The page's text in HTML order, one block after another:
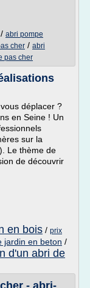
/ abri pompe
cher / abri
pas cher
déplacer ?
en Seine ! Un
sur la
Le thème de
de découvrir
en bois / prix
jardin en beton /
d'un abri de
- abri-